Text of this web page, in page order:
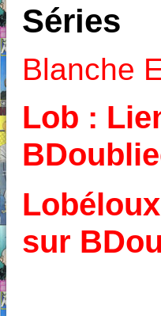
Séries
Blanche
Lob :
sur